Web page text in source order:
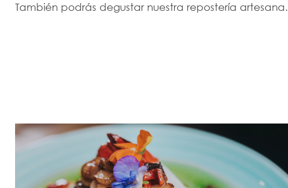
También podrás degustar nuestra repostería artesana.